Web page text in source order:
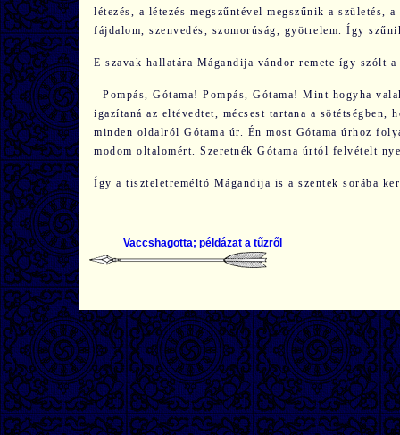
létezés, a létezés megszűntével megszűnik a születés,
fájdalom, szenvedés, szomorúság, gyötrelem. Így
E szavak hallatára Mágandija vándor remete így szólt a
- Pompás, Gótama! Pompás, Gótama! Mint hogyha
igazítaná az eltévedtet, mécsest tartana a
minden oldalról Gótama úr. Én most Gótama úrhoz
modom oltalomért. Szeretnék Gótama úrtól felvételt
Így a tiszteletreméltó Mágandija is a szentek sorába
Vaccshagotta; példázat a tűzről